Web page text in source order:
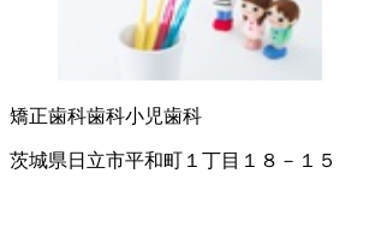
矯正歯科歯科小児歯科
茨城県日立市平和町１丁目１８－１５